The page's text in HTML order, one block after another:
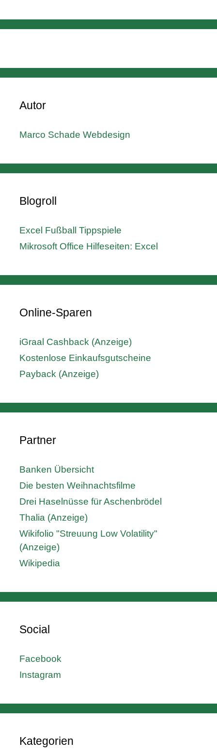
Autor
Marco Schade Webdesign
Blogroll
Excel Fußball Tippspiele
Mikrosoft Office Hilfeseiten: Excel
Online-Sparen
iGraal Cashback (Anzeige)
Kostenlose Einkaufsgutscheine
Payback (Anzeige)
Partner
Banken Übersicht
Die besten Weihnachtsfilme
Drei Haselnüsse für Aschenbrödel
Thalia (Anzeige)
Wikifolio "Streuung Low Volatility"
(Anzeige)
Wikipedia
Social
Facebook
Instagram
Kategorien